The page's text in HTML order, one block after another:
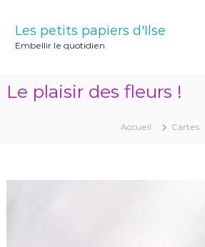
Les petits papiers d'Ilse
Embellir le quotidien
Le plaisir des fleurs !
Accueil Cartes